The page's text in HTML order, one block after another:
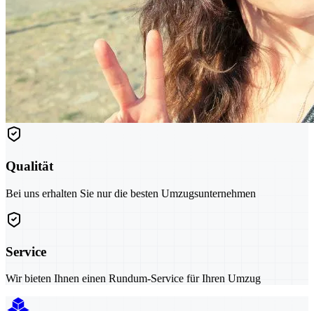
Qualität
Bei uns erhalten Sie nur die besten Umzugsunternehmen
Service
Wir bieten Ihnen einen Rundum-Service für Ihren Umzug